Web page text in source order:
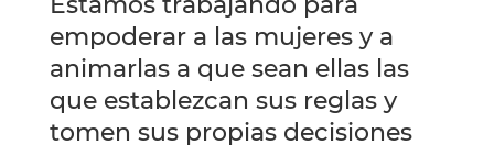
empoderar a las mujeres y a
animarlas a que sean ellas las
que establezcan sus reglas y
tomen sus propias decisiones